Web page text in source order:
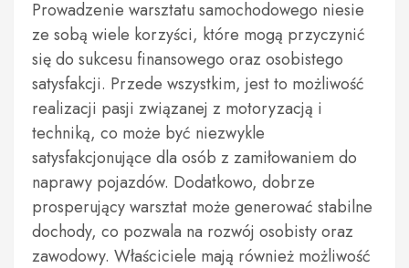
Prowadzenie warsztatu samochodowego niesie
ze sobą wiele korzyści, które mogą przyczynić
się do sukcesu finansowego oraz osobistego
satysfakcji. Przede wszystkim, jest to możliwość
realizacji pasji związanej z motoryzacją i
techniką, co może być niezwykle
satysfakcjonujące dla osób z zamiłowaniem do
naprawy pojazdów. Dodatkowo, dobrze
prosperujący warsztat może generować stabilne
dochody, co pozwala na rozwój osobisty oraz
zawodowy. Właściciele mają również możliwość